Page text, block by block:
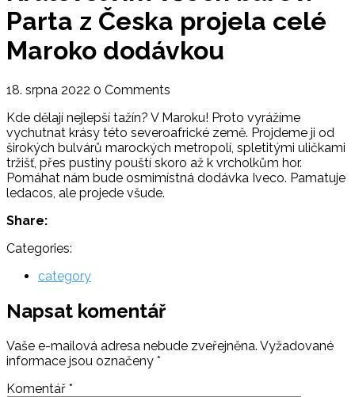
Parta z Česka projela celé
Maroko dodávkou
18. srpna 2022 0 Comments
Kde dělají nejlepší tažín? V Maroku! Proto vyrážíme
vychutnat krásy této severoafrické země. Projdeme ji od
širokých bulvárů marockých metropolí, spletitými uličkami
tržišť, přes pustiny pouští skoro až k vrcholkům hor.
Pomáhat nám bude osmimístná dodávka Iveco. Pamatuje
ledacos, ale projede všude.
Share:
Categories:
category
Napsat komentář
Vaše e-mailová adresa nebude zveřejněna. Vyžadované
informace jsou označeny *
Komentář *